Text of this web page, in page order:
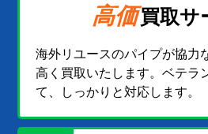
高価買取サ
海外リユースのパイプが協力
高く買取いたします。ベテラ
て、しっかりと対応します。